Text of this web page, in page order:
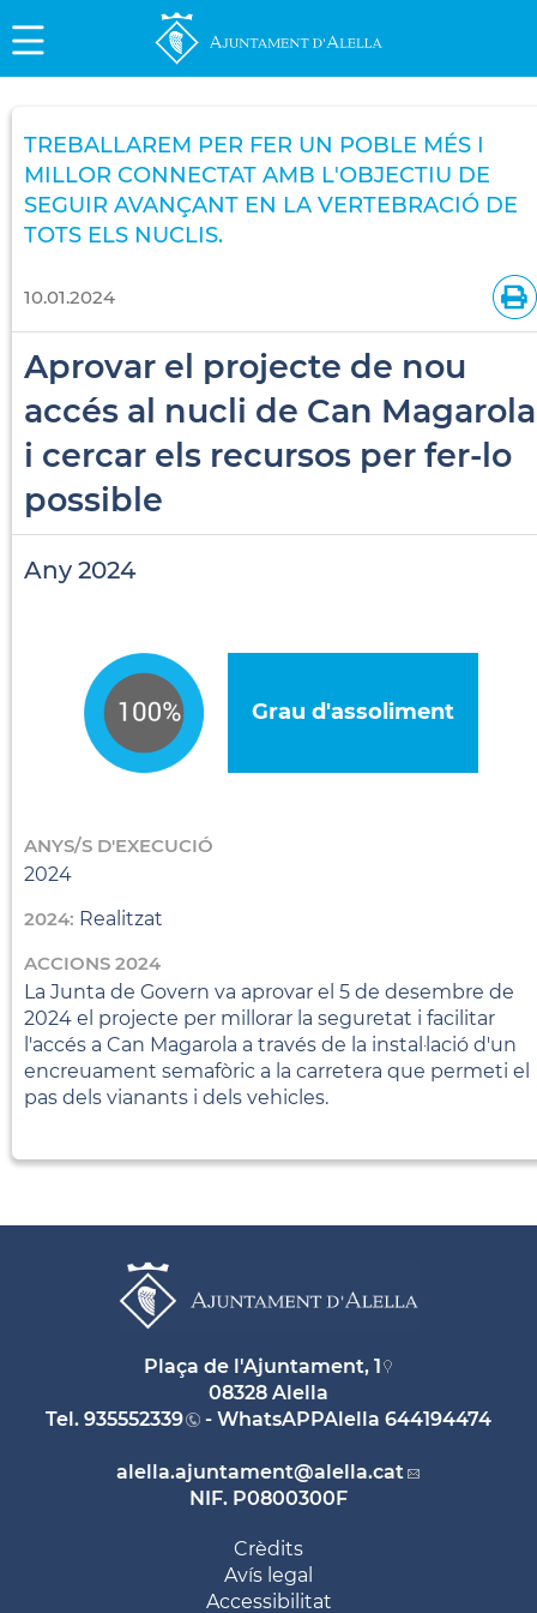
TREBALLAREM PER FER UN POBLE MÉS I
MILLOR CONNECTAT AMB L'OBJECTIU DE
SEGUIR AVANÇANT EN LA VERTEBRACIÓ DE
TOTS ELS NUCLIS.
10.01.2024
Aprovar el projecte de nou
accés al nucli de Can Magarola
i cercar els recursos per fer-lo
possible
Any 2024
Grau d'assoliment
ANYS/S D'EXECUCIÓ
2024
2024: Realitzat
ACCIONS 2024
La Junta de Govern va aprovar el 5 de desembre de
2024 el projecte per millorar la seguretat i facilitar
l'accés a Can Magarola a través de la instal·lació d'un
encreuament semafòric a la carretera que permeti el
pas dels vianants i dels vehicles.
Plaça de l'Ajuntament, 1
08328 Alella
Tel. 935552339 - WhatsAPPAlella 644194474
alella.ajuntament@alella.cat
NIF. P0800300F
Crèdits
Avís legal
Accessibilitat